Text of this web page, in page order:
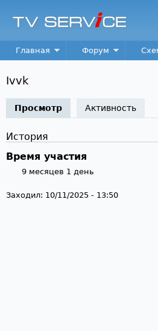
TV
Service
Main menu
Главная Форум
Ivvk
Просмотр (активная вкладка)
Активность
История
Время участия
9 месяцев 1 день
Заходил: 10/11/2025 - 13:50